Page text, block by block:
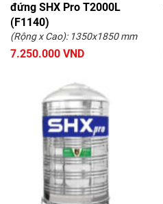
đứng SHX Pro T2000L
(F1140)
(Rộng x Cao): 1350x1850 mm
7.250.000 VND